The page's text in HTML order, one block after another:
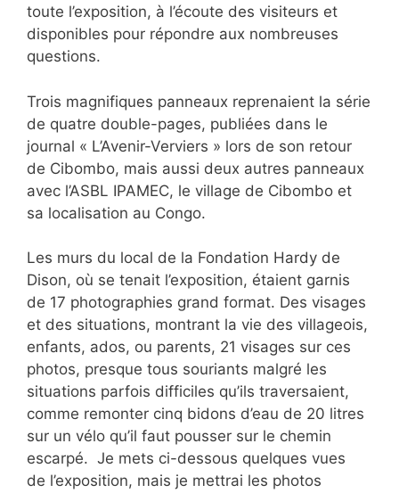
toute l’exposition, à l’écoute des visiteurs et
disponibles pour répondre aux nombreuses
questions.
Trois magnifiques panneaux reprenaient la série
de quatre double-pages, publiées dans le
journal « L’Avenir-Verviers » lors de son retour
de Cibombo, mais aussi deux autres panneaux
avec l’ASBL IPAMEC, le village de Cibombo et
sa localisation au Congo.
Les murs du local de la Fondation Hardy de
Dison, où se tenait l’exposition, étaient garnis
de 17 photographies grand format. Des visages
et des situations, montrant la vie des villageois,
enfants, ados, ou parents, 21 visages sur ces
photos, presque tous souriants malgré les
situations parfois difficiles qu’ils traversaient,
comme remonter cinq bidons d’eau de 20 litres
sur un vélo qu’il faut pousser sur le chemin
escarpé. Je mets ci-dessous quelques vues
de l’exposition, mais je mettrai les photos